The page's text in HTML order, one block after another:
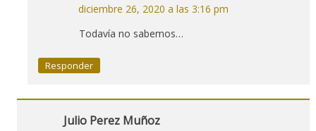
diciembre 26, 2020 a las 3:16 pm
Todavía no sabemos…
Responder
Julio Perez Muñoz